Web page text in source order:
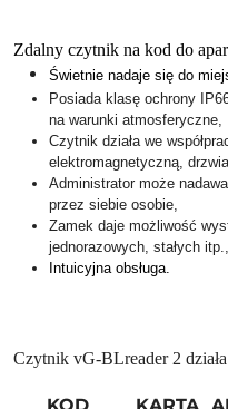
Zdalny czytnik na kod do
Świetnie nadaje się do
Posiada klasę ochrony
na warunki atmosferyczne,
Czytnik działa we
elektromagnetyczną,
Administrator może
przez siebie osobie,
Zamek daje możliwość
jednorazowych, stałych itp.,
Intuicyjna obsługa.
Czytnik vG-BLreader 2